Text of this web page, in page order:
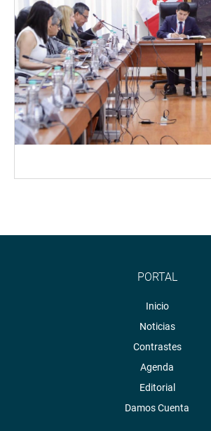
PORTAL
Inicio
Noticias
Contrastes
Agenda
Editorial
Damos Cuenta